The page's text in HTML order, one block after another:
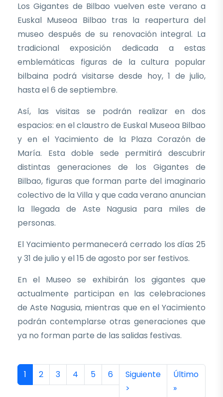
Los Gigantes de Bilbao vuelven este verano a
Euskal Museoa Bilbao tras la reapertura del
museo después de su renovación integral. La
tradicional exposición dedicada a estas
emblemáticas figuras de la cultura popular
bilbaina podrá visitarse desde hoy, 1 de julio,
hasta el 6 de septiembre.
Así, las visitas se podrán realizar en dos
espacios: en el claustro de Euskal Museoa Bilbao
y en el Yacimiento de la Plaza Corazón de
María. Esta doble sede permitirá descubrir
distintas generaciones de los Gigantes de
Bilbao, figuras que forman parte del imaginario
colectivo de la Villa y que cada verano anuncian
la llegada de Aste Nagusia para miles de
personas.
El Yacimiento permanecerá cerrado los días 25
y 31 de julio y el 15 de agosto por ser festivos.
En el Museo se exhibirán los gigantes que
actualmente participan en las celebraciones
de Aste Nagusia, mientras que en el Yacimiento
podrán contemplarse otras generaciones que
ya no forman parte de las salidas festivas.
Paginación
Página actual
1 Página
2 Página
3 Página
4 Página
5 Página
6 Siguiente página
Siguiente
>
Última
Último
»